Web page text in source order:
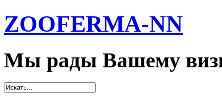
ZOOFERMA-NN
Мы рады Вашему